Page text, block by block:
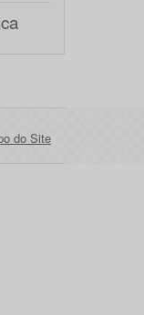
do Site